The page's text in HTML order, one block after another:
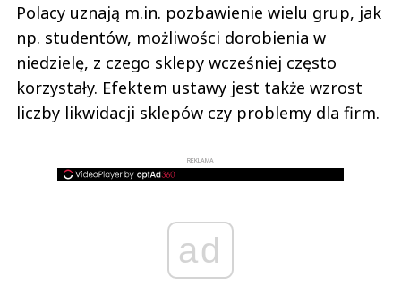
Polacy uznają m.in. pozbawienie wielu grup, jak
np. studentów, możliwości dorobienia w
niedzielę, z czego sklepy wcześniej często
korzystały. Efektem ustawy jest także wzrost
liczby likwidacji sklepów czy problemy dla firm.
REKLAMA
ad